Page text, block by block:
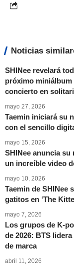
Noticias
SHINee revelará
próximo miniálbum
concierto en
mayo 27, 2026
Taemin iniciará su
con el sencillo
mayo 15, 2026
SHINee anuncia su
un increíble video
mayo 10, 2026
Taemin de SHINee
gatitos en ‘The
mayo 7, 2026
Los grupos de K-
de 2026: BTS
de marca
abril 11, 2026